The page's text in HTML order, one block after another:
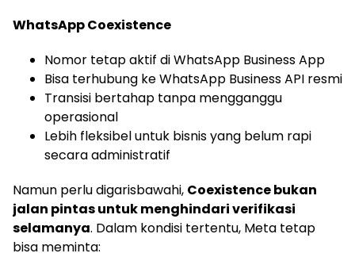
WhatsApp Coexistence
Nomor tetap aktif di WhatsApp Business App
Bisa terhubung ke WhatsApp Business API resmi
Transisi bertahap tanpa mengganggu
operasional
Lebih fleksibel untuk bisnis yang belum rapi
secara administratif
Namun perlu digarisbawahi, Coexistence bukan
jalan pintas untuk menghindari verifikasi
selamanya. Dalam kondisi tertentu, Meta tetap
bisa meminta: